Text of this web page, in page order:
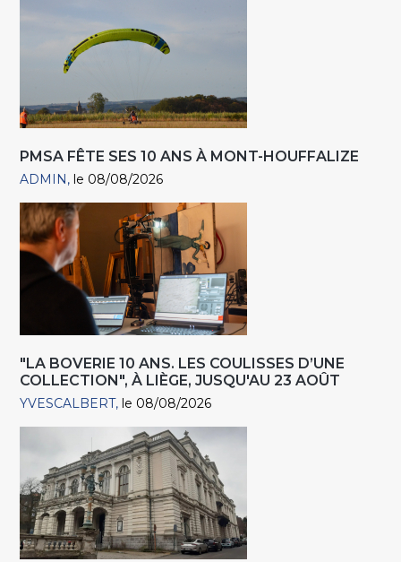
PMSA FÊTE SES 10 ANS À MONT-HOUFFALIZE
ADMIN le 08/08/2026
"LA BOVERIE 10 ANS. LES COULISSES D’UNE
COLLECTION", À LIÈGE, JUSQU'AU 23 AOÛT
YVESCALBERT le 08/08/2026